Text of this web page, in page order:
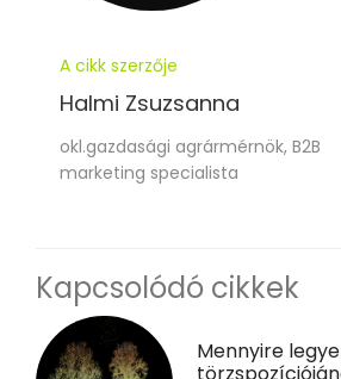
A cikk szerzője
Halmi Zsuzsanna
okl.gazdasági agrármérnök, B2B
marketing specialista
Kapcsolódó cikkek
Mennyire